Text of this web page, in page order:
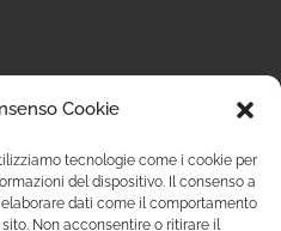
Cookie
tecnologie come i cookie per
del dispositivo. Il consenso a
dati come il comportamento
Non acconsentire o ritirare il